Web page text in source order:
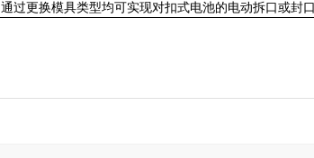
通过更换模具类型均可实现对扣式电池的电动拆口或封口